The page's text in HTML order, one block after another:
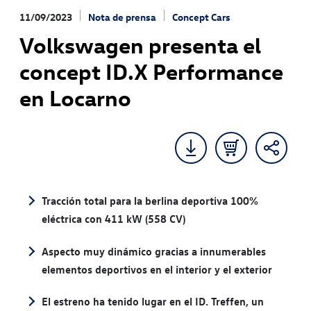
11/09/2023 Nota de prensa Concept Cars
Volkswagen presenta el
concept ID.X Performance
en Locarno
Tracción total para la berlina deportiva 100%
eléctrica con 411 kW (558 CV)
Aspecto muy dinámico gracias a innumerables
elementos deportivos en el interior y el exterior
El estreno ha tenido lugar en el ID. Treffen, un